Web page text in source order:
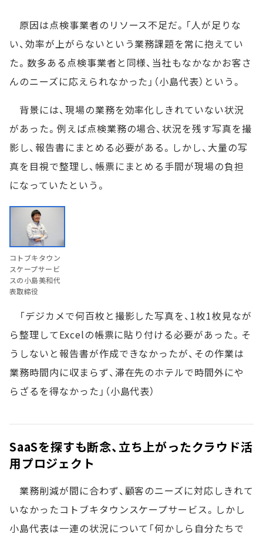
原因は点検事業者のリソース不足だ。「人が足りな
い、効率が上がらないという業務課題を常に抱えてい
た。数多ある点検事業者と同様、当社もなかなかお客さ
んのニーズに応えられなかった」（小島代表）という。
背景には、現場の業務を効率化しきれていない状況
があった。例えば点検業務の場合、状況を残す写真を撮
影し、報告書にまとめる必要がある。しかし、大量の写
真を目視で整理し、帳票にまとめる手間が現場の負担
になっていたという。
コトブキタウン
スケープサービ
スの小島美和代
表取締役
「デジカメで何百枚と撮影した写真を、1枚1枚見なが
ら整理してExcelの帳票に貼り付ける必要があった。そ
うしないと報告書が作成できなかったが、その作業は
業務時間内に収まらず、滞在先のホテルで時間外にや
らざるを得なかった」（小島代表）
SaaSを探すも断念、立ち上がったクラウド活
用プロジェクト
業務削減が間に合わず、顧客のニーズに対応しきれて
いなかったコトブキタウンスケープサービス。しかし
小島代表は一連の状況について「何かしら自分たちで